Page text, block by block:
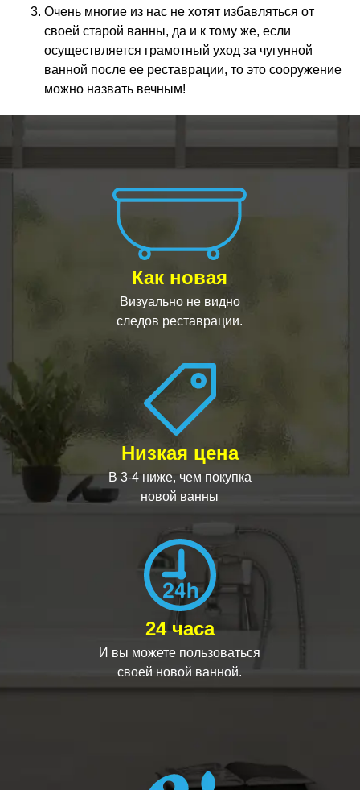
Очень многие из нас не хотят избавляться от
своей старой ванны, да и к тому же, если
осуществляется грамотный уход за чугунной
ванной после ее реставрации, то это сооружение
можно назвать вечным!
Как новая
Визуально не видно
следов реставрации.
Низкая цена
В 3-4 ниже, чем покупка
новой ванны
24 часа
И вы можете пользоваться
своей новой ванной.